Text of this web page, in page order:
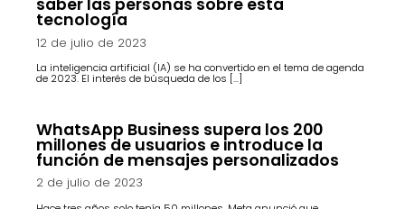
saber las personas sobre esta
tecnología
12 de julio de 2023
La inteligencia artificial (IA) se ha convertido en el tema de agenda
de 2023. El interés de búsqueda de los […]
WhatsApp Business supera los 200
millones de usuarios e introduce la
función de mensajes personalizados
2 de julio de 2023